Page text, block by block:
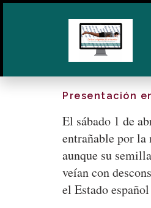
Presentación
El sábado 1 de
entrañable por la
aunque su
veían con
el Estado